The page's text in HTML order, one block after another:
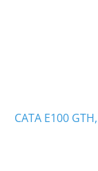
CATA E100